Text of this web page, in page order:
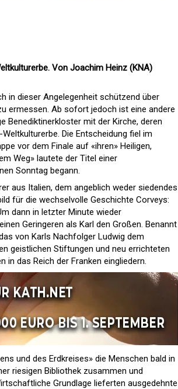
Von Joachim Heinz (KNA)
in dieser Angelegenheit schützend über
ermessen. Ab sofort jedoch ist eine andere
Benediktinerkloster mit der Kirche, deren
Die Entscheidung fiel im
vor dem Finale auf «ihren» Heiligen,
Weg» lautete der Titel einer
Sonntag begann.
aus Italien, dem angeblich weder siedendes
für die wechselvolle Geschichte Corveys:
dann in letzter Minute wieder
Geringeren als Karl den Großen. Benannt
von Karls Nachfolger Ludwig dem
geistlichen Stiftungen und neu errichteten
das Reich der Franken eingliedern.
und des Erdkreises» die Menschen bald in
riesigen Bibliothek zusammen und
Grundlage lieferten ausgedehnte